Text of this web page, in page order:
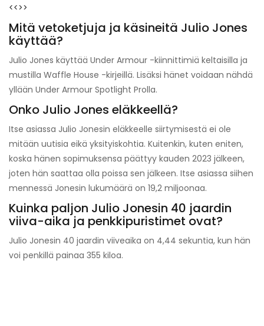
<<>>
Mitä vetoketjuja ja käsineitä Julio Jones
käyttää?
Julio Jones käyttää Under Armour -kiinnittimiä keltaisilla ja
mustilla Waffle House -kirjeillä. Lisäksi hänet voidaan nähdä
yllään Under Armour Spotlight Prolla.
Onko Julio Jones eläkkeellä?
Itse asiassa Julio Jonesin eläkkeelle siirtymisestä ei ole
mitään uutisia eikä yksityiskohtia. Kuitenkin, kuten eniten,
koska hänen sopimuksensa päättyy kauden 2023 jälkeen,
joten hän saattaa olla poissa sen jälkeen. Itse asiassa siihen
mennessä Jonesin lukumäärä on 19,2 miljoonaa.
Kuinka paljon Julio Jonesin 40 jaardin
viiva-aika ja penkkipuristimet ovat?
Julio Jonesin 40 jaardin viiveaika on 4,44 sekuntia, kun hän
voi penkillä painaa 355 kiloa.